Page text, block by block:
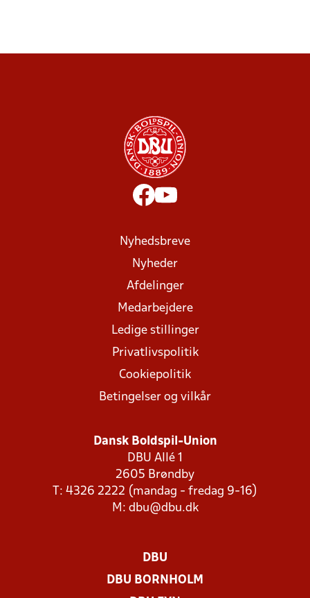
Nyhedsbreve
Nyheder
Afdelinger
Medarbejdere
Ledige stillinger
Privatlivspolitik
Cookiepolitik
Betingelser og vilkår
Dansk Boldspil-Union
DBU Allé 1
2605 Brøndby
T: 4326 2222 (mandag - fredag 9-16)
M: dbu@dbu.dk
DBU
DBU BORNHOLM